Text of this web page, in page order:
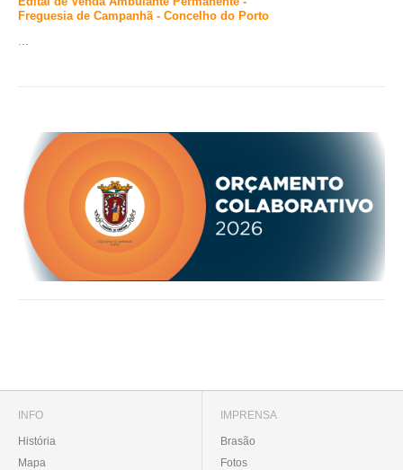
Freguesia de Campanhã - Concelho do Porto
...
INFO
História
Mapa
IMPRENSA
Brasão
Fotos